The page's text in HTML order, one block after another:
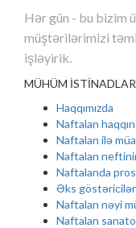
Hər gün - bu bizim
müştərilərimizi
işləyirik.
MÜHÜM İSTİNADLAR
Haqqımızda
Naftalan
Naftalan ilə
Naftalan
Naftalanda
Əks göstəricilər
Naftalan nəyi
Naftalan